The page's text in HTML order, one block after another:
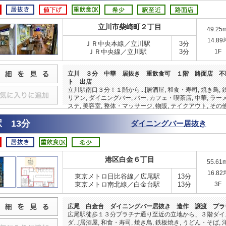
立川市柴崎町２丁目
14.89
1F
ＪＲ中央本線／立川駅
ＪＲ中央線／立川駅
3分
3分
立川 ３分 中華 居抜き 重飲食可 １階 路面店 不
ト 出店
立川駅南口３分！１階から...[居酒屋, 和食・寿司, 焼き鳥,
リアン, ダイニングバー, バー, カフェ・喫茶店, 中華, ラ
ステ, 美容室, 整体・マッサージ, 物販, テイクアウト, その
13分 ダイニングバー居抜き
港区白金６丁目
16.82
3F
東京メトロ日比谷線／広尾駅
東京メトロ南北線／白金台駅
13分
13分
広尾 白金台 ダイニングバー居抜き 造作 譲渡 プラ
広尾駅徒歩１３分プラチナ通り至近の立地から、３階ダ
ダ...[居酒屋, 和食・寿司, 焼き鳥, 鉄板焼き, うどん・そば,